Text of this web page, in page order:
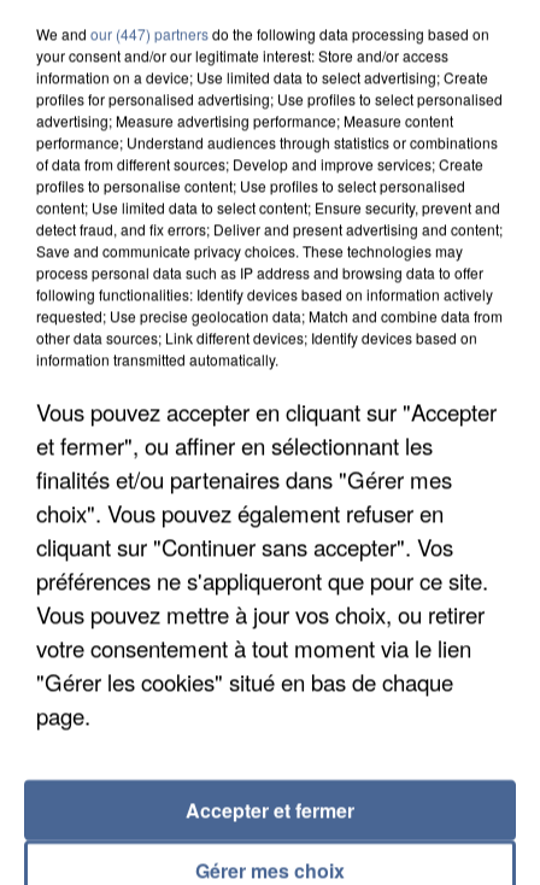
UN SECOND CADRE DE LA DZ MAFIA
UNE TOURISTE DE L’OISE EMPORTÉE PAR UNE
COULÉE DE BOUE EN HAUTE-SAVOIE
We and our (447) partnersdo the following data processing based on
your consent and/or our legitimate interest: Store and/or access
information on a device; Use limited data to select advertising; Create
profiles for personalised advertising; Use profiles to select personalised
advertising; Measure advertising performance; Measure content
performance; Understand audiences through statistics or combinations
of data from different sources; Develop and improve services; Create
profiles to personalise content; Use profiles to select personalised
content; Use limited data to select content; Ensure security, prevent and
detect fraud, and fix errors; Deliver and present advertising and content;
Save and communicate privacy choices. These technologies may
process personal data such as IP address and browsing data to offer
following functionalities: Identify devices based on information actively
requested; Use precise geolocation data; Match and combine data from
other data sources; Link different devices; Identify devices based on
information transmitted automatically.
Vous pouvez accepter en cliquant sur "Accepter
et fermer", ou affiner en sélectionnant les
finalités et/ou partenaires dans "Gérer mes
choix". Vous pouvez également refuser en
cliquant sur "Continuer sans accepter". Vos
préférences ne s'appliqueront que pour ce site.
Vous pouvez mettre à jour vos choix, ou retirer
votre consentement à tout moment via le lien
"Gérer les cookies" situé en bas de chaque
page.
Gérer mes choix
Accepter et fermer